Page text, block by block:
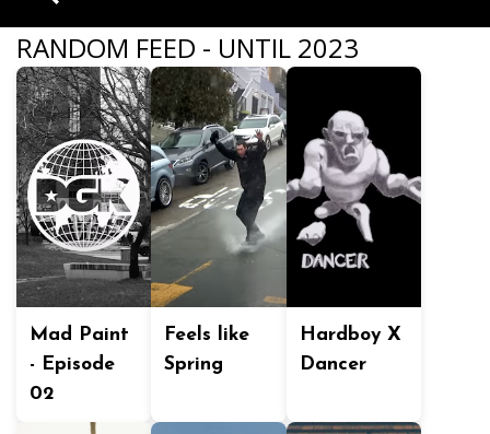
RANDOM FEED - UNTIL 2023
Mad Paint
- Episode
02
Feels like
Spring
Hardboy X
Dancer